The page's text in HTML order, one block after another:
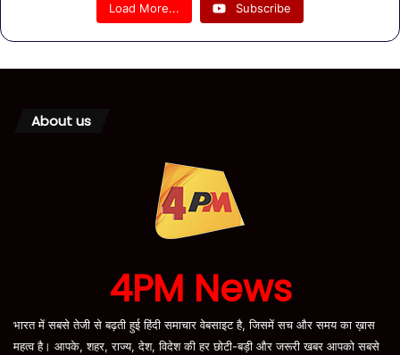
Load More... Subscribe
About us
4PM News
भारत में सबसे तेजी से बढ़ती हुई हिंदी समाचार वेबसाइट है, जिसमें सच और समय का ख़ास
महत्व है। आपके, शहर, राज्य, देश, विदेश की हर छोटी-बड़ी और जरूरी खबर आपको सबसे